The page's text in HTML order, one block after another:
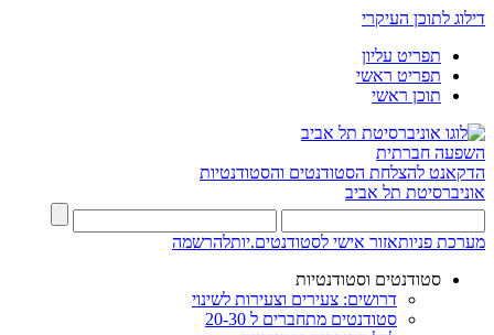
דילוג לתוכן העיקרי
תפריט עליון
תפריט ראשי
תוכן ראשי
השפעה חברתית
הדקאנט להצלחת הסטודנטים והסטודנטיות
אוניברסיטת תל אביב
מערכת פניותאזור אישי לסטודנטים.יותלהרשמה
סטודנטים וסטודנטיות
דרושים: צעירים וצעירות לשינוי
סטודנטים מתחברים ל 20-30